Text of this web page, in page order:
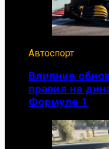
Автоспорт
Влияние
правил на
Формуле 1